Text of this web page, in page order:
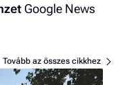
Google News
Tovább az összes cikkhez